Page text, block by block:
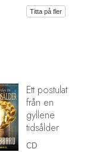
Titta på fler
Ett postulat
från en
gyllene
tidsålder
CD